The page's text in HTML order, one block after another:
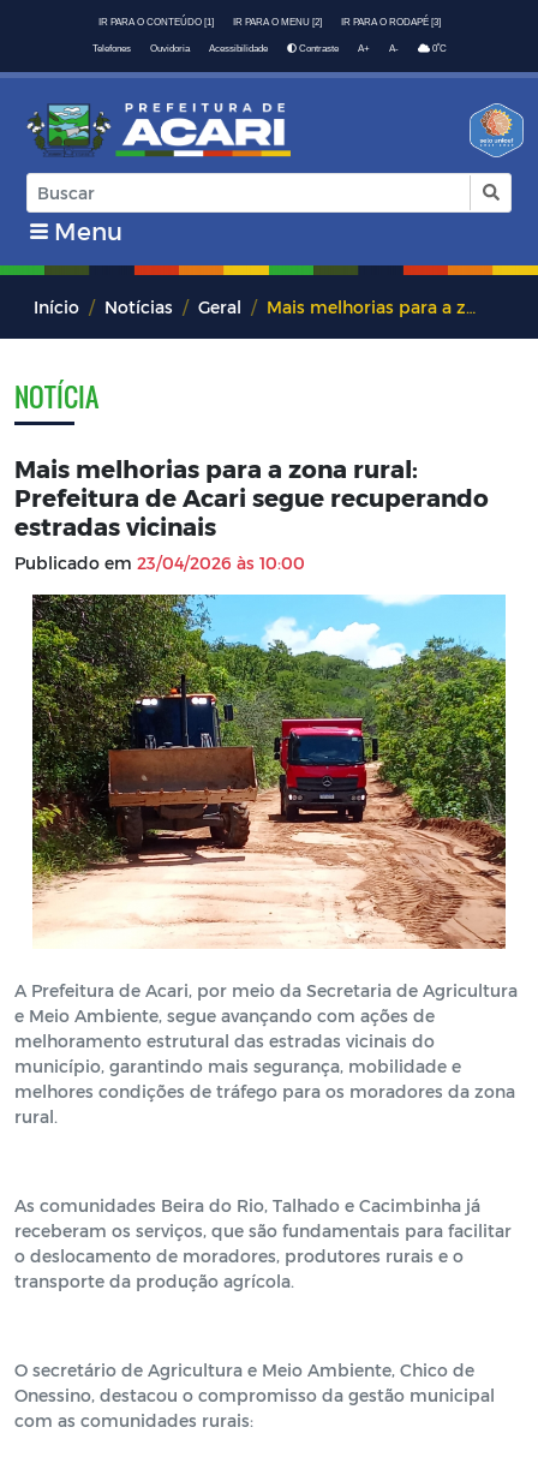
IR PARA O CONTEÚDO [1] IR PARA O MENU [2] IR PARA O RODAPÉ [3]
Telefones Ouvidoria Acessibilidade Contraste A+ A- 0ºC
Menu
Início Notícias Geral Mais melhorias para a zona rural: Prefeitura de Acari segue recuperando estradas vicinais
NOTÍCIA
Mais melhorias para a zona rural:
Prefeitura de Acari segue recuperando
estradas vicinais
Publicado em 23/04/2026 às 10:00
A Prefeitura de Acari, por meio da Secretaria de Agricultura
e Meio Ambiente, segue avançando com ações de
melhoramento estrutural das estradas vicinais do
município, garantindo mais segurança, mobilidade e
melhores condições de tráfego para os moradores da zona
rural.
As comunidades Beira do Rio, Talhado e Cacimbinha já
receberam os serviços, que são fundamentais para facilitar
o deslocamento de moradores, produtores rurais e o
transporte da produção agrícola.
O secretário de Agricultura e Meio Ambiente, Chico de
Onessino, destacou o compromisso da gestão municipal
com as comunidades rurais: